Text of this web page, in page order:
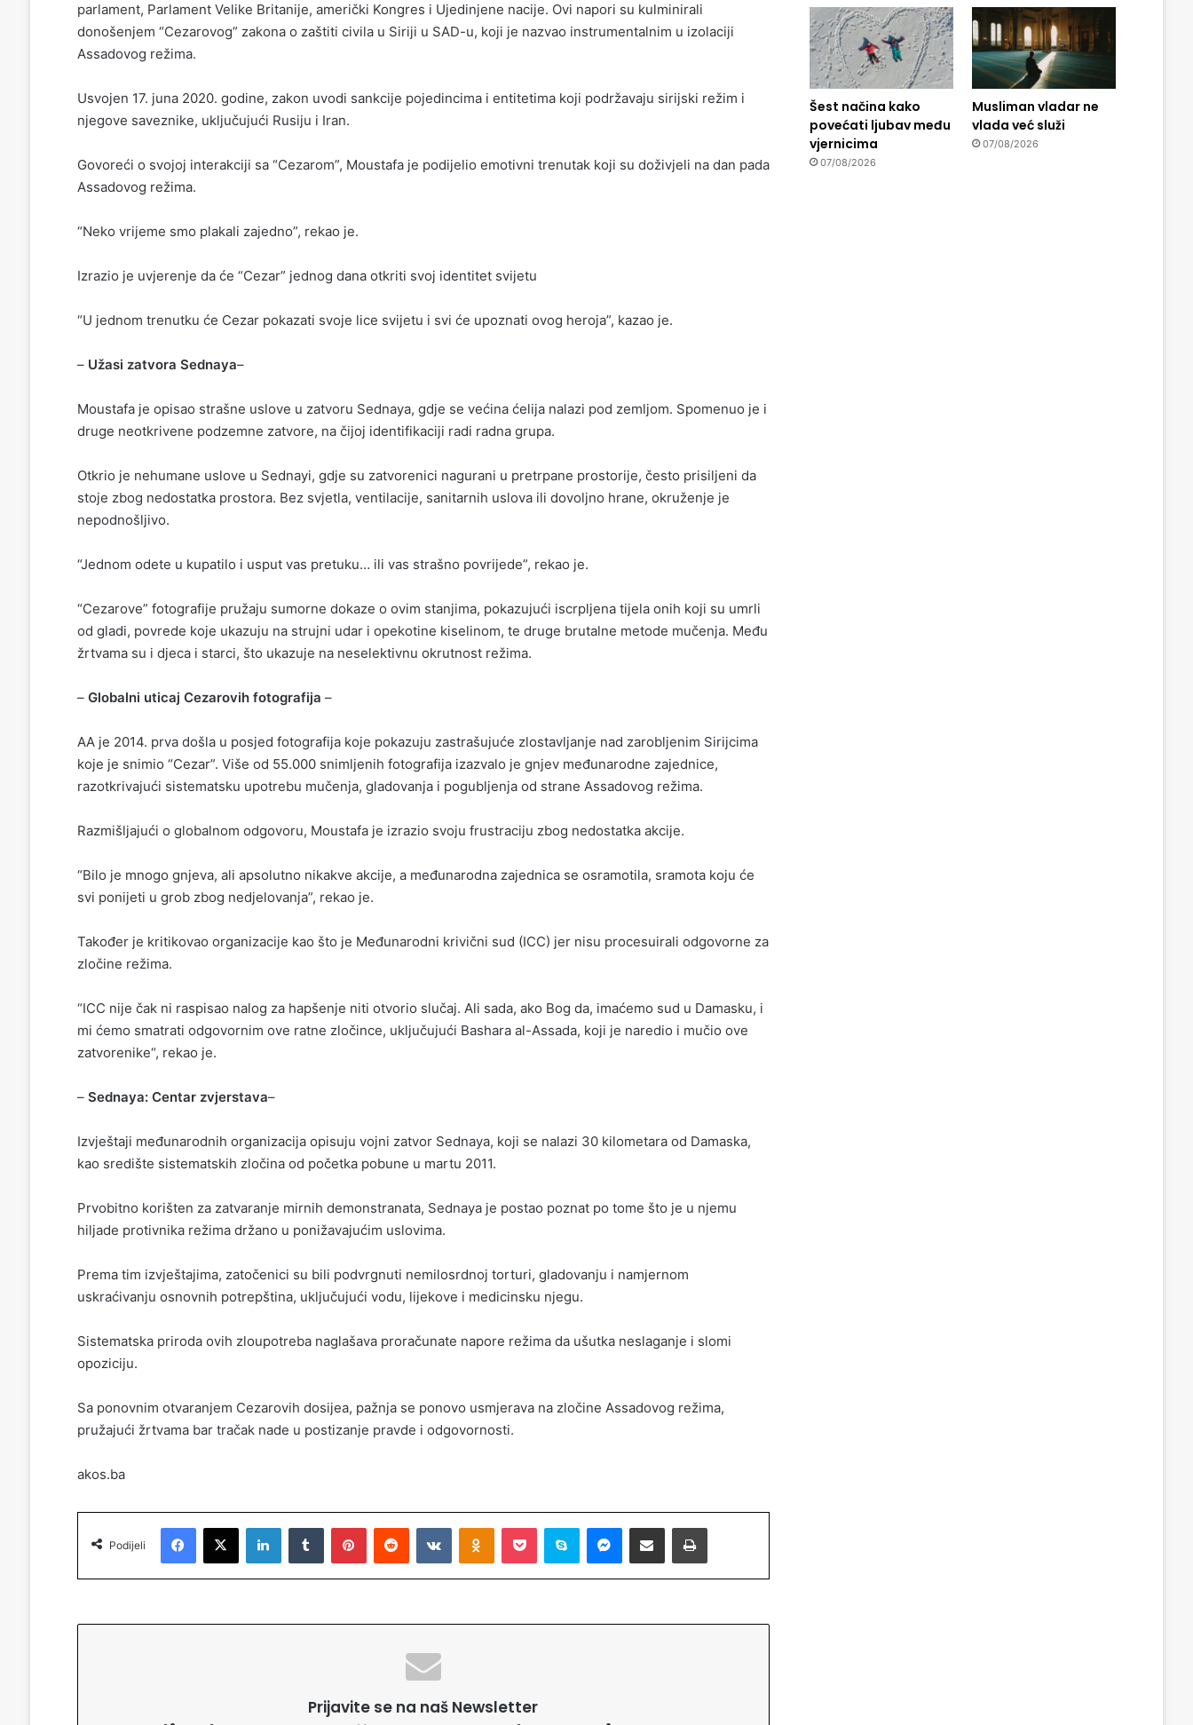
parlament, Parlament Velike Britanije, američki Kongres i Ujedinjene nacije. Ovi napori su kulminirali
donošenjem “Cezarovog” zakona o zaštiti civila u Siriji u SAD-u, koji je nazvao instrumentalnim u izolaciji
Assadovog režima.
Usvojen 17. juna 2020. godine, zakon uvodi sankcije pojedincima i entitetima koji podržavaju sirijski režim i
njegove saveznike, uključujući Rusiju i Iran.
Govoreći o svojoj interakciji sa “Cezarom”, Moustafa je podijelio emotivni trenutak koji su doživjeli na dan pada
Assadovog režima.
“Neko vrijeme smo plakali zajedno”, rekao je.
Izrazio je uvjerenje da će “Cezar” jednog dana otkriti svoj identitet svijetu
“U jednom trenutku će Cezar pokazati svoje lice svijetu i svi će upoznati ovog heroja”, kazao je.
– Užasi zatvora Sednaya–
Moustafa je opisao strašne uslove u zatvoru Sednaya, gdje se većina ćelija nalazi pod zemljom. Spomenuo je i
druge neotkrivene podzemne zatvore, na čijoj identifikaciji radi radna grupa.
Otkrio je nehumane uslove u Sednayi, gdje su zatvorenici nagurani u pretrpane prostorije, često prisiljeni da
stoje zbog nedostatka prostora. Bez svjetla, ventilacije, sanitarnih uslova ili dovoljno hrane, okruženje je
nepodnošljivo.
“Jednom odete u kupatilo i usput vas pretuku… ili vas strašno povrijede”, rekao je.
“Cezarove” fotografije pružaju sumorne dokaze o ovim stanjima, pokazujući iscrpljena tijela onih koji su umrli
od gladi, povrede koje ukazuju na strujni udar i opekotine kiselinom, te druge brutalne metode mučenja. Među
žrtvama su i djeca i starci, što ukazuje na neselektivnu okrutnost režima.
– Globalni uticaj Cezarovih fotografija –
AA je 2014. prva došla u posjed fotografija koje pokazuju zastrašujuće zlostavljanje nad zarobljenim Sirijcima
koje je snimio “Cezar”. Više od 55.000 snimljenih fotografija izazvalo je gnjev međunarodne zajednice,
razotkrivajući sistematsku upotrebu mučenja, gladovanja i pogubljenja od strane Assadovog režima.
Razmišljajući o globalnom odgovoru, Moustafa je izrazio svoju frustraciju zbog nedostatka akcije.
“Bilo je mnogo gnjeva, ali apsolutno nikakve akcije, a međunarodna zajednica se osramotila, sramota koju će
svi ponijeti u grob zbog nedjelovanja”, rekao je.
Također je kritikovao organizacije kao što je Međunarodni krivični sud (ICC) jer nisu procesuirali odgovorne za
zločine režima.
“ICC nije čak ni raspisao nalog za hapšenje niti otvorio slučaj. Ali sada, ako Bog da, imaćemo sud u Damasku, i
mi ćemo smatrati odgovornim ove ratne zločince, uključujući Bashara al-Assada, koji je naredio i mučio ove
zatvorenike“, rekao je.
– Sednaya: Centar zvjerstava–
Izvještaji međunarodnih organizacija opisuju vojni zatvor Sednaya, koji se nalazi 30 kilometara od Damaska,
kao središte sistematskih zločina od početka pobune u martu 2011.
Prvobitno korišten za zatvaranje mirnih demonstranata, Sednaya je postao poznat po tome što je u njemu
hiljade protivnika režima držano u ponižavajućim uslovima.
Prema tim izvještajima, zatočenici su bili podvrgnuti nemilosrdnoj torturi, gladovanju i namjernom
uskraćivanju osnovnih potrepština, uključujući vodu, lijekove i medicinsku njegu.
Sistematska priroda ovih zloupotreba naglašava proračunate napore režima da ušutka neslaganje i slomi
opoziciju.
Sa ponovnim otvaranjem Cezarovih dosijea, pažnja se ponovo usmjerava na zločine Assadovog režima,
pružajući žrtvama bar tračak nade u postizanje pravde i odgovornosti.
akos.ba
Podijeli
Facebook X LinkedIn Tumblr Pinterest Reddit VKontakte Odnoklassniki Pocket Skype Messenger Podijeli putem Emaila Printaj
Prijavite se na naš Newsletter
Šest načina kako
povećati ljubav među
vjernicima
07/08/2026
Musliman vladar ne
vlada već služi
07/08/2026